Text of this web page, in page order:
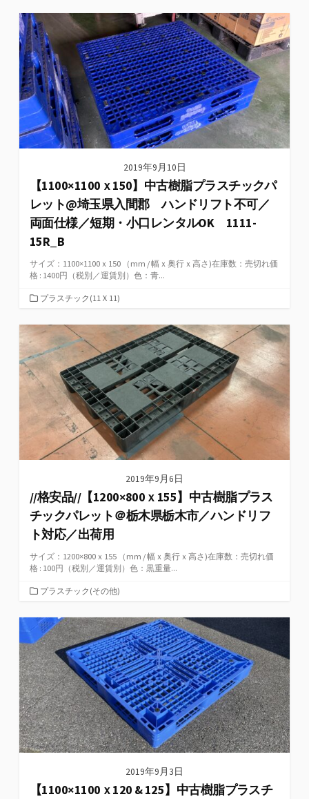
ゴ
リ
ー
2019年9月10日
【1100×1100ｘ150】中古樹脂プラスチックパ
レット@埼玉県入間郡 ハンドリフト不可／
両面仕様／短期・小口レンタルOK 1111-
15R_B
サイズ：1100×1100ｘ150 （mm / 幅ｘ奥行ｘ高さ)在庫数：売切れ価
格 : 1400円（税別／運賃別）色：青...
カ
ゴ
リ
ー
プラスチック(11Ｘ11)
2019年9月6日
//格安品//【1200×800ｘ155】中古樹脂プラス
チックパレット＠栃木県栃木市／ハンドリフ
ト対応／出荷用
サイズ：1200×800ｘ155 （mm / 幅ｘ奥行ｘ高さ)在庫数：売切れ価
格 : 100円（税別／運賃別）色：黒重量...
カ
ゴ
リ
ー
プラスチック(その他)
2019年9月3日
【1100×1100ｘ120 & 125】中古樹脂プラスチ